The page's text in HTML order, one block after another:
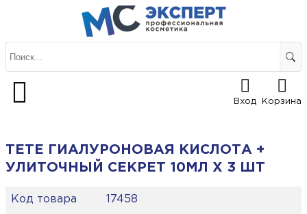
Вход Корзина
TETE ГИАЛУРОНОВАЯ КИСЛОТА +
УЛИТОЧНЫЙ СЕКРЕТ 10МЛ Х 3 ШТ
Код товара
17458